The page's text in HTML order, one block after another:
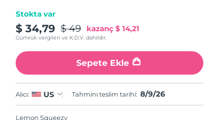
Stokta var
$ 34,79 $ 49 kazanç $ 14,21
Gümrük vergileri ve K.D.V. dahildir.
Sepete Ekle
Alıcı: US Tahmini teslim tarihi: 8/9/26
Lemon Squeezy